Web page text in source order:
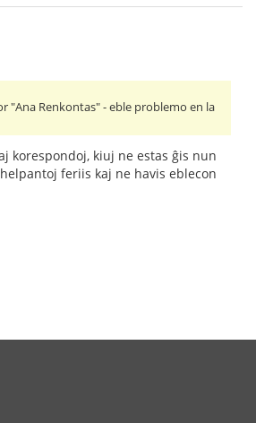
"Ana Renkontas" - eble problemo en la
korespondoj, kiuj ne estas ĝis nun
feriis kaj ne havis eblecon